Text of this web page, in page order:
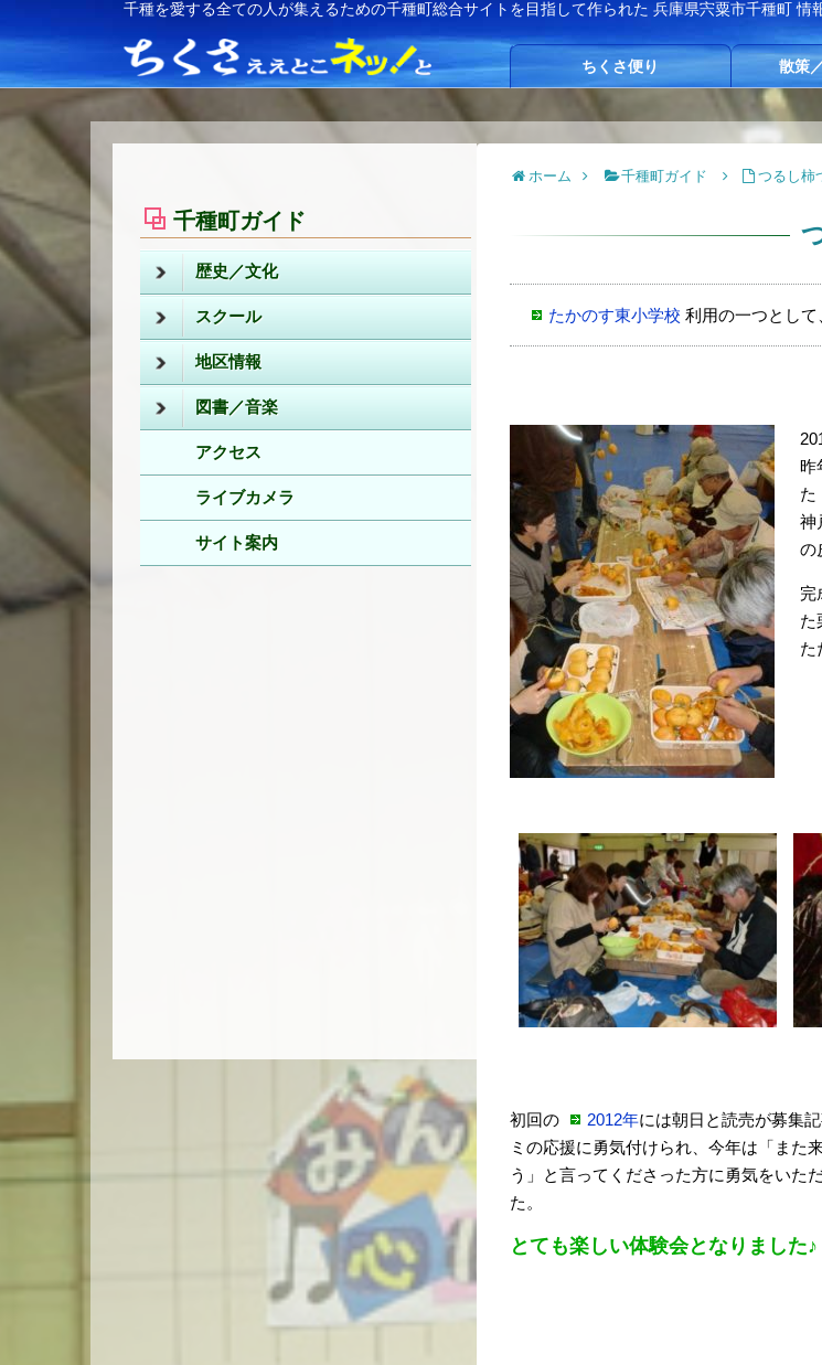
千種を愛する全ての人が集えるための千種町総合サイトを目指して作られた 兵庫県宍粟市千種町 情
ちくさ便り 散策
ホーム 千種町ガイド つるし柿
たかのす東小学校 利用の一つとして
昨
た
神
の
完
た
た
初回の 2012年には朝日と読売が募集
ミの応援に勇気付けられ、今年は「また
う」と言ってくださった方に勇気をいた
た。
とても楽しい体験会となりました♪
千種町ガイド
歴史／文化
スクール
地区情報
図書／音楽
アクセス
ライブカメラ
サイト案内